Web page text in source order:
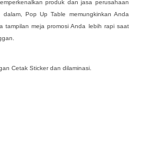
produk dan jasa perusahaan
Pop Up Table memungkinkan Anda
tampilan meja promosi Anda lebih rapi saat
Cetak Sticker dan dilaminasi.